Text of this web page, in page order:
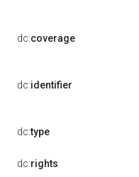
dc:coverage
dc:identifier
dc:type
dc:rights